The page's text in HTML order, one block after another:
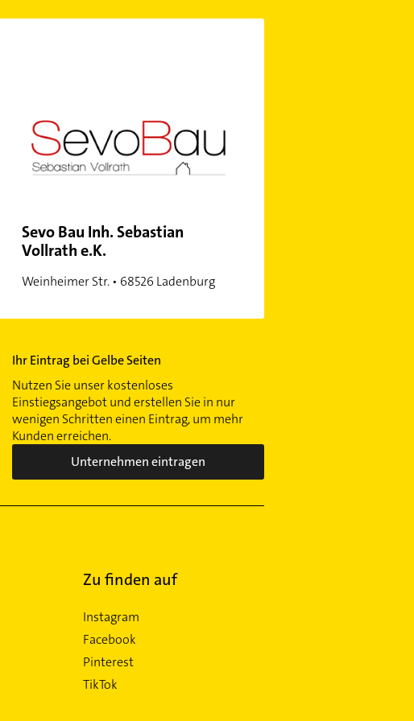
Sevo Bau Inh. Sebastian
Vollrath e.K.
Weinheimer Str. • 68526 Ladenburg
Ihr Eintrag bei Gelbe Seiten
Nutzen Sie unser kostenloses
Einstiegsangebot und erstellen Sie in nur
wenigen Schritten einen Eintrag, um mehr
Kunden erreichen.
Unternehmen eintragen
Zu finden auf
Instagram
Facebook
Pinterest
TikTok